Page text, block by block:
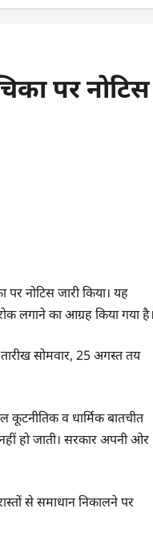
पर नोटिस
नोटिस जारी किया। यह
लगाने का आग्रह किया गया है।
तारीख सोमवार, 25 अगस्त तय
कूटनीतिक व धार्मिक बातचीत
हो जाती। सरकार अपनी ओर
से समाधान निकालने पर